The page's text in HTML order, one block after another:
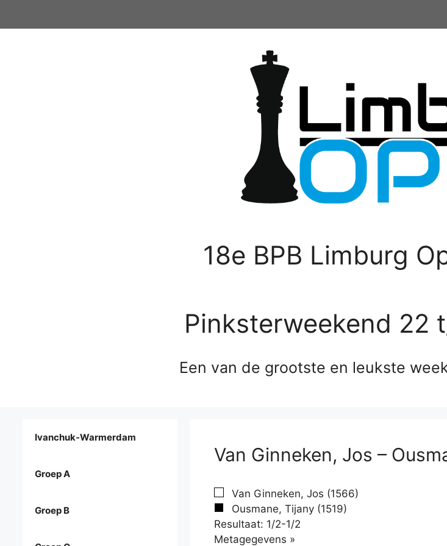
18e BPB Limburg
Pinksterweekend 22
Een van de grootste en leukste
Van Ginneken, Jos –
Van Ginneken, Jos (1566)
Ousmane, Tijany (1519)
Resultaat: 1/2-1/2
Metagegevens »
Ivanchuk-Warmerdam
Groep A
Groep B